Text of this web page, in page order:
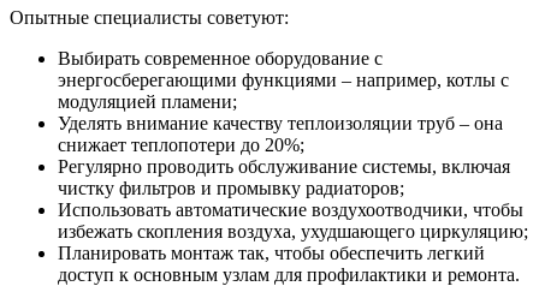
Опытные специалисты советуют:
Выбирать современное оборудование с
энергосберегающими функциями – например, котлы с
модуляцией пламени;
Уделять внимание качеству теплоизоляции труб – она
снижает теплопотери до 20%;
Регулярно проводить обслуживание системы, включая
чистку фильтров и промывку радиаторов;
Использовать автоматические воздухоотводчики, чтобы
избежать скопления воздуха, ухудшающего циркуляцию;
Планировать монтаж так, чтобы обеспечить легкий
доступ к основным узлам для профилактики и ремонта.